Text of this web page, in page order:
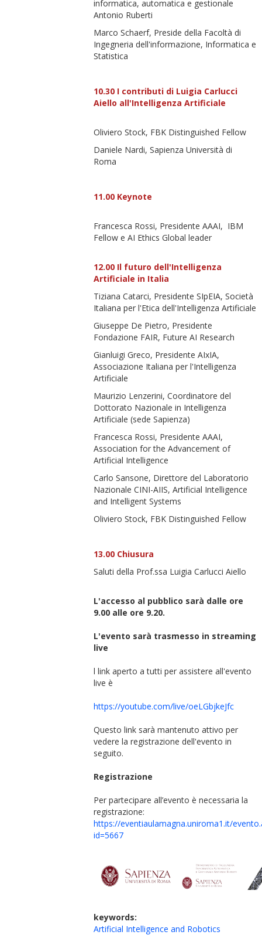
informatica, automatica e gestionale
Antonio Ruberti
Marco Schaerf, Preside della Facoltà di
Ingegneria dell'informazione, Informatica e
Statistica
10.30 I contributi di Luigia Carlucci
Aiello all'Intelligenza Artificiale
Oliviero Stock, FBK Distinguished Fellow
Daniele Nardi, Sapienza Università di
Roma
11.00 Keynote
Francesca Rossi, Presidente AAAI, IBM
Fellow e AI Ethics Global leader
12.00 Il futuro dell'Intelligenza
Artificiale in Italia
Tiziana Catarci, Presidente SIpEIA, Società
Italiana per l'Etica dell'Intelligenza Artificiale
Giuseppe De Pietro, Presidente
Fondazione FAIR, Future AI Research
Gianluigi Greco, Presidente AIxIA,
Associazione Italiana per l'Intelligenza
Artificiale
Maurizio Lenzerini, Coordinatore del
Dottorato Nazionale in Intelligenza
Artificiale (sede Sapienza)
Francesca Rossi, Presidente AAAI,
Association for the Advancement of
Artificial Intelligence
Carlo Sansone, Direttore del Laboratorio
Nazionale CINI-AIIS, Artificial Intelligence
and Intelligent Systems
Oliviero Stock, FBK Distinguished Fellow
13.00 Chiusura
Saluti della Prof.ssa Luigia Carlucci Aiello
L'accesso al pubblico sarà dalle ore
9.00 alle ore 9.20.
L'evento sarà trasmesso in streaming
live
l link aperto a tutti per assistere all'evento
live è
https://youtube.com/live/oeLGbjkeJfc
Questo link sarà mantenuto attivo per
vedere la registrazione dell'evento in
seguito.
Registrazione
Per partecipare all’evento è necessaria la
registrazione:
https://eventiaulamagna.uniroma1.it/
id=5667
keywords:
Artificial Intelligence and Robotics